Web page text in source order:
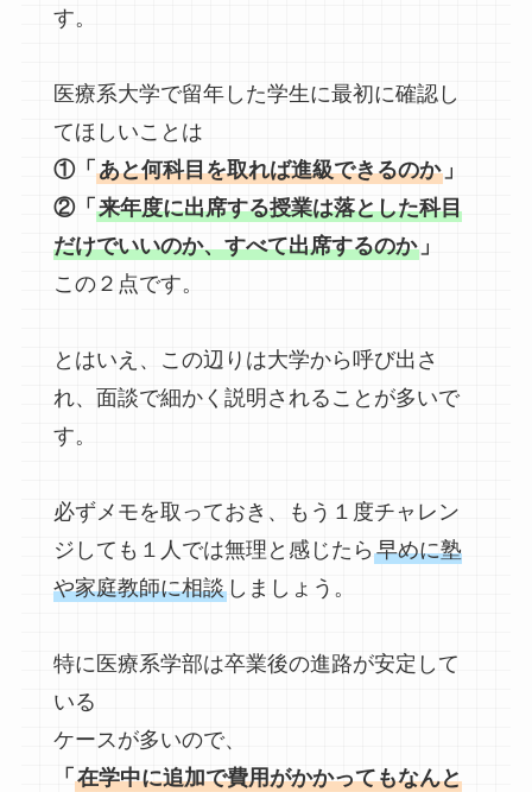
す。
医療系大学で留年した学生に最初に確認し
てほしいことは
①「 あと何科目を取れば進級できるのか」
②「 来年度に出席する授業は落とした科目
だけでいいのか、すべて出席するのか」
この２点です。
とはいえ、この辺りは大学から呼び出さ
れ、面談で細かく説明されることが多いで
す。
必ずメモを取っておき、もう１度チャレン
ジしても１人では無理と感じたら 早めに塾
や家庭教師に相談しましょう。
特に医療系学部は卒業後の進路が安定して
いる
ケースが多いので、
「 在学中に追加で費用がかかってもなんと